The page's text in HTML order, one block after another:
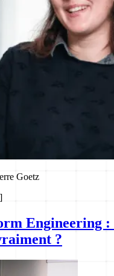
Goetz
]
Engineering :
?